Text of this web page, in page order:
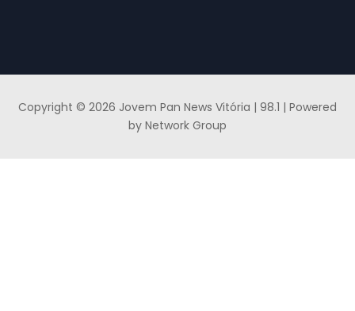
Copyright © 2026 Jovem Pan News Vitória | 98.1 | Powered
by Network Group